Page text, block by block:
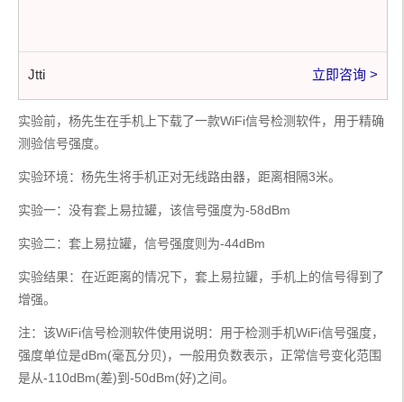
Jtti 立即咨询 >
实验前，杨先生在手机上下载了一款WiFi信号检测软件，用于精确
测验信号强度。
实验环境：杨先生将手机正对无线路由器，距离相隔3米。
实验一：没有套上易拉罐，该信号强度为-58dBm
实验二：套上易拉罐，信号强度则为-44dBm
实验结果：在近距离的情况下，套上易拉罐，手机上的信号得到了
增强。
注：该WiFi信号检测软件使用说明：用于检测手机WiFi信号强度，
强度单位是dBm(毫瓦分贝)，一般用负数表示，正常信号变化范围
是从-110dBm(差)到-50dBm(好)之间。